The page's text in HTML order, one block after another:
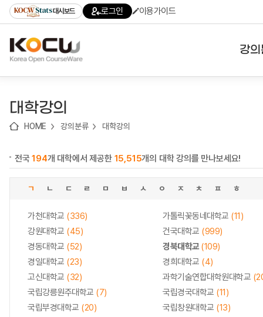
기
기
기
content)
가
대시보드 로그인 이용가이드
강
대학강의
HOME 강의분류 대학강의
전국194개 대학에서 제공한 15,515개의 대학 강의를 만나보세요!
ㄱ ㄴ ㄷ ㄹ ㅁ ㅂ ㅅ ㅇ ㅈ ㅊ ㅍ ㅎ
가천대학교 (336) 가톨릭꽃동네대학교 (11)
강원대학교 (45) 건국대학교 (999)
경동대학교 (52) 경북대학교(109)
경일대학교 (23) 경희대학교 (4)
고신대학교 (32) 과학기술연합대학원대학교
국립강릉원주대학교 (7) 국립경국대학교 (11)
국립부경대학교 (20) 국립창원대학교 (13)